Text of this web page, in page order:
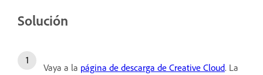
Solución
Vaya a la página de descarga de Creative Cloud. La